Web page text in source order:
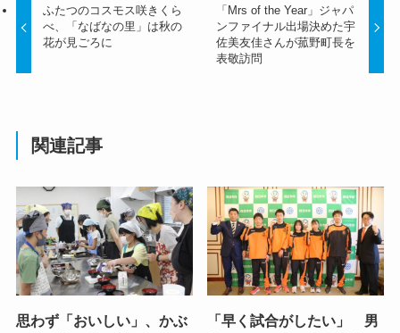
ふたつのコスモス咲きくら
べ、「なばなの里」は秋の
花が見ごろに
「Mrs of the Year」ジャパ
ンファイナル出場決めた宇
佐美友佳さんが菰野町長を
表敬訪問
関連記事
思わず「おいしい」、かぶ
「早く試合がしたい」 男